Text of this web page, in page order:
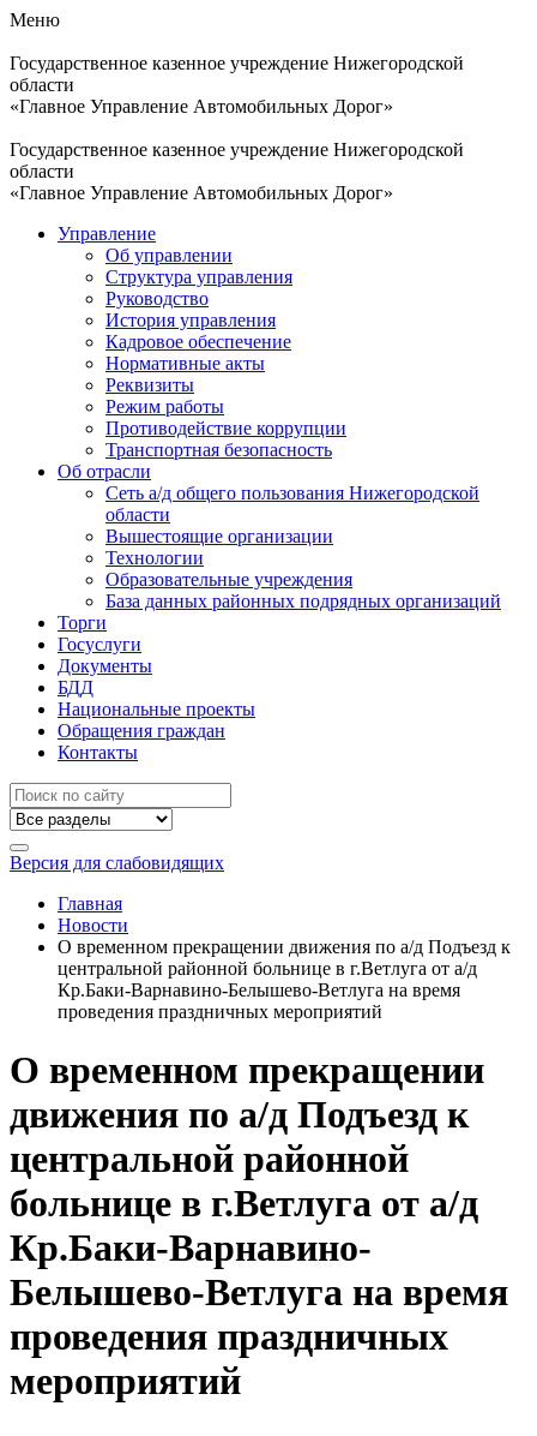
Меню
Государственное казенное учреждение Нижегородской
области
«Главное Управление Автомобильных Дорог»
Государственное казенное учреждение Нижегородской
области
«Главное Управление Автомобильных Дорог»
Управление
Об управлении
Структура управления
Руководство
История управления
Кадровое обеспечение
Нормативные акты
Реквизиты
Режим работы
Противодействие коррупции
Транспортная безопасность
Об отрасли
Сеть а/д общего пользования Нижегородской
области
Вышестоящие организации
Технологии
Образовательные учреждения
База данных районных подрядных организаций
Торги
Госуслуги
Документы
БДД
Национальные проекты
Обращения граждан
Контакты
Версия для слабовидящих
Главная
Новости
О временном прекращении движения по а/д Подъезд к
центральной районной больнице в г.Ветлуга от а/д
Кр.Баки-Варнавино-Белышево-Ветлуга на время
проведения праздничных мероприятий
О временном прекращении
движения по а/д Подъезд к
центральной районной
больнице в г.Ветлуга от а/д
Кр.Баки-Варнавино-
Белышево-Ветлуга на время
проведения праздничных
мероприятий